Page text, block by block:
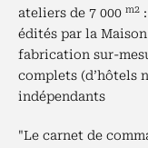
ateliers de 7 000 m2
édités par la
fabrication sur-
complets (d’hôtels
indépendants
"Le carnet de